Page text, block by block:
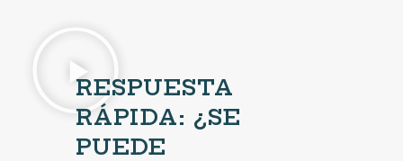
RESPUESTA
RÁPIDA: ¿SE
PUEDE